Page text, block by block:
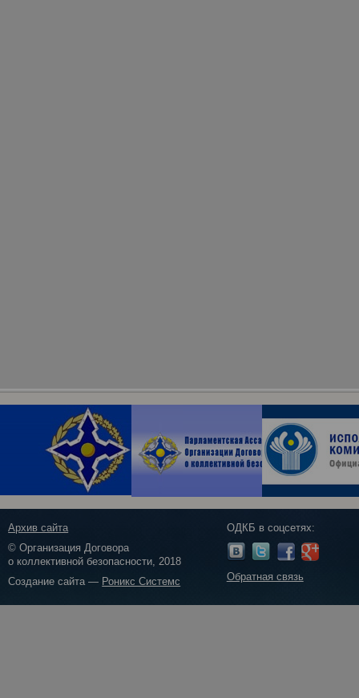
Архив сайта
© Организация Договора
о коллективной безопасности, 2018
Создание сайта — Роникс Системс
ОДКБ в соцсетях:
Обратная связь